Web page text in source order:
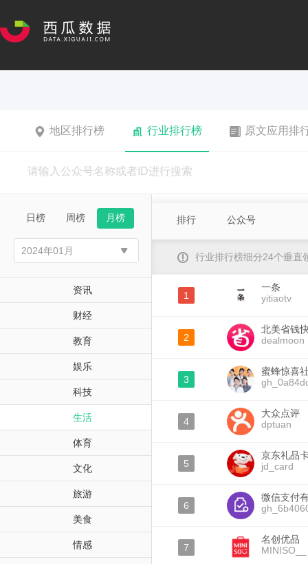
地区排行榜 行业排行榜 原文应用排
日榜 周榜 月榜
资讯
财经
教育
娱乐
科技
生活
体育
文化
旅游
美食
情感
排行 公众号
行业排行榜细分24个垂直
1
一条
yitiaotv
2
北美省钱
dealmoon
3
蜜蜂惊喜
4
大众点评
dptuan
5
京东礼品
jd_card
6
微信支付
7
名创优品
MINISO__